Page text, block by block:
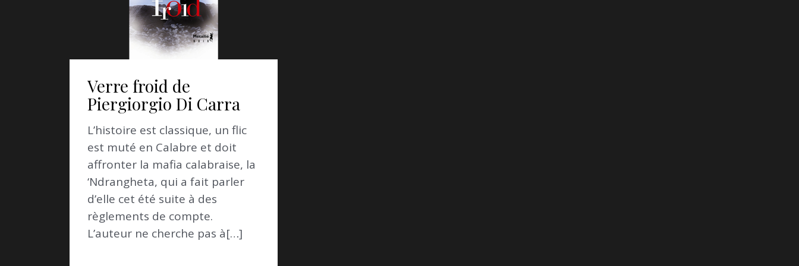
Verre froid de
Piergiorgio Di Carra
L’histoire est classique, un flic
est muté en Calabre et doit
affronter la mafia calabraise, la
‘Ndrangheta, qui a fait parler
d’elle cet été suite à des
règlements de compte.
L’auteur ne cherche pas à[…]